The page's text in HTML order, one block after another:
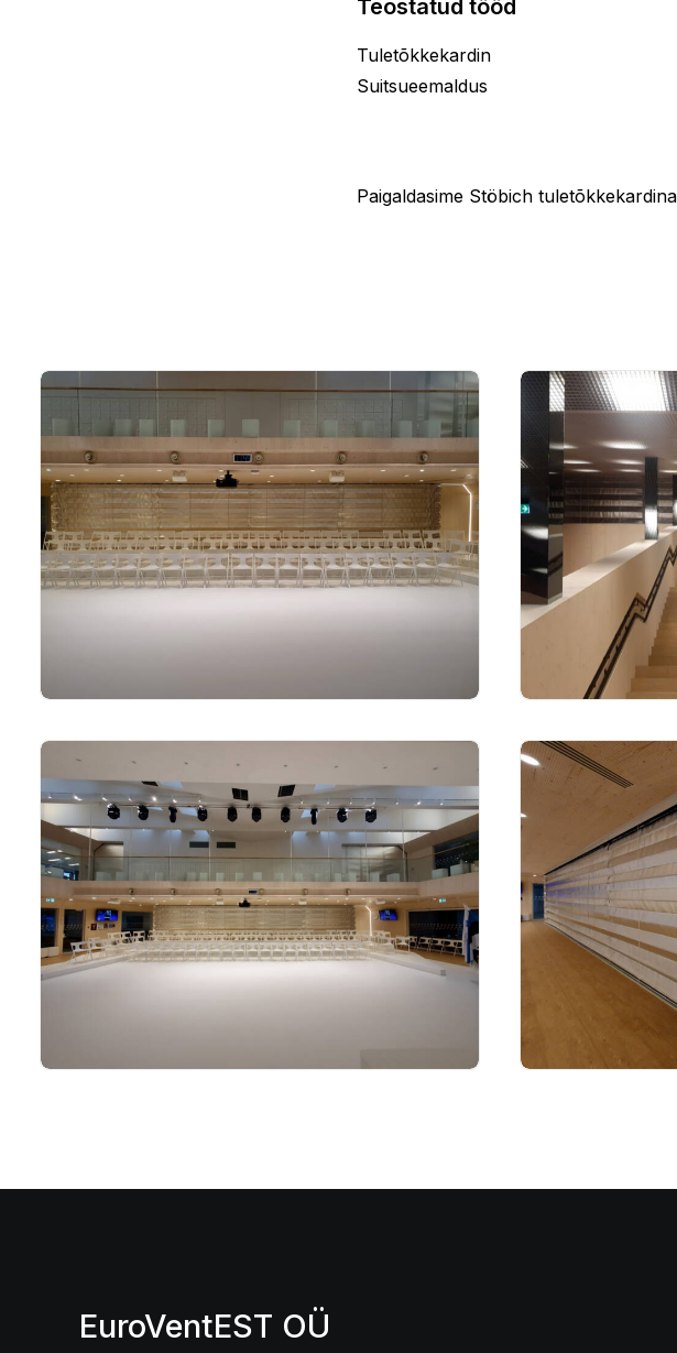
Teostatud tööd
Tuletõkkekardin
Suitsueemaldus
Paigaldasime Stöbich
EuroVentEST OÜ